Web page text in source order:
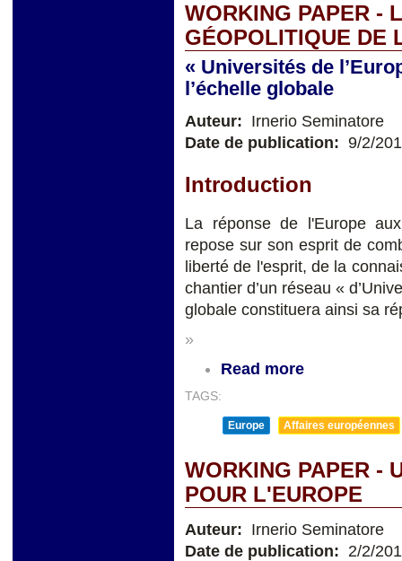
WORKING PAPER -
GÉOPOLITIQUE DE
« Universités de
l’échelle globale
Auteur: Irnerio Seminatore
Date de publication: 9/2/
Introduction
La réponse de l'Europe
repose sur son esprit de
liberté de l'esprit, de la
chantier d’un réseau «
globale constituera ainsi sa
»
Read more
TAGS:
Europe Affaires européennes
WORKING PAPER -
POUR L'EUROPE
Auteur: Irnerio Seminatore
Date de publication: 2/2/